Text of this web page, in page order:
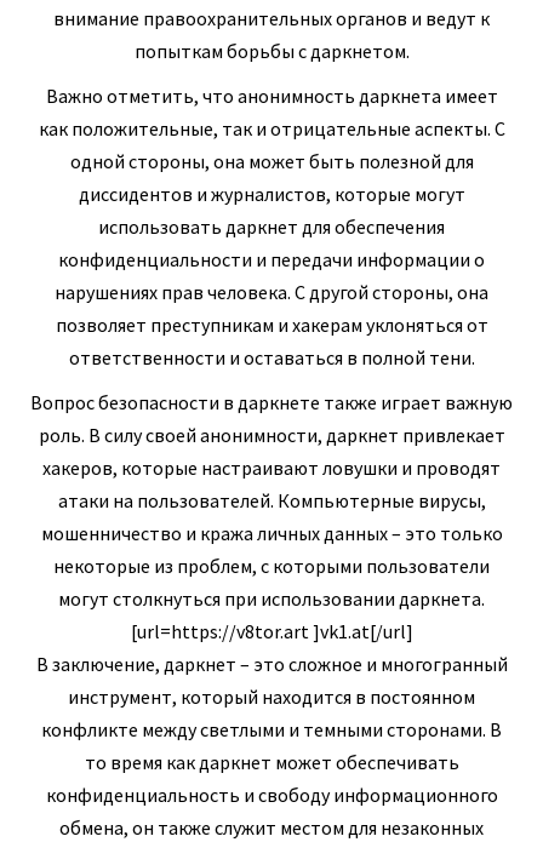
внимание правоохранительных органов и ведут к
попыткам борьбы с даркнетом.
Важно отметить, что анонимность даркнета имеет
как положительные, так и отрицательные аспекты. С
одной стороны, она может быть полезной для
диссидентов и журналистов, которые могут
использовать даркнет для обеспечения
конфиденциальности и передачи информации о
нарушениях прав человека. С другой стороны, она
позволяет преступникам и хакерам уклоняться от
ответственности и оставаться в полной тени.
Вопрос безопасности в даркнете также играет важную
роль. В силу своей анонимности, даркнет привлекает
хакеров, которые настраивают ловушки и проводят
атаки на пользователей. Компьютерные вирусы,
мошенничество и кража личных данных – это только
некоторые из проблем, с которыми пользователи
могут столкнуться при использовании даркнета.
[url=https://v8tor.art ]vk1.at[/url]
В заключение, даркнет – это сложное и многогранный
инструмент, который находится в постоянном
конфликте между светлыми и темными сторонами. В
то время как даркнет может обеспечивать
конфиденциальность и свободу информационного
обмена, он также служит местом для незаконных